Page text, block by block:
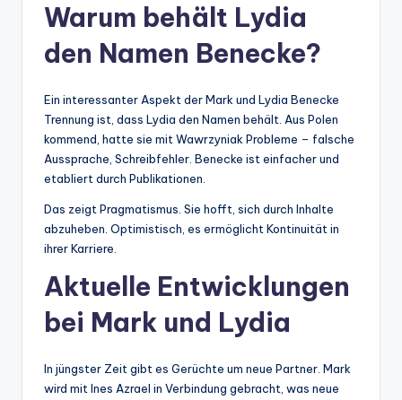
Warum behält Lydia
den Namen Benecke?
Ein interessanter Aspekt der Mark und Lydia Benecke
Trennung ist, dass Lydia den Namen behält. Aus Polen
kommend, hatte sie mit Wawrzyniak Probleme – falsche
Aussprache, Schreibfehler. Benecke ist einfacher und
etabliert durch Publikationen.
Das zeigt Pragmatismus. Sie hofft, sich durch Inhalte
abzuheben. Optimistisch, es ermöglicht Kontinuität in
ihrer Karriere.
Aktuelle Entwicklungen
bei Mark und Lydia
In jüngster Zeit gibt es Gerüchte um neue Partner. Mark
wird mit Ines Azrael in Verbindung gebracht, was neue